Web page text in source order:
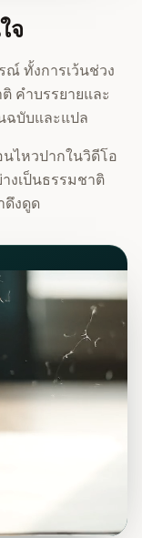
จ
ณ์ ทั้งการเว้นช่วง
คำบรรยายและ
ฉบับและแปล
ไหวปากในวิดีโอ
งเป็นธรรมชาติ
ดึงดูด